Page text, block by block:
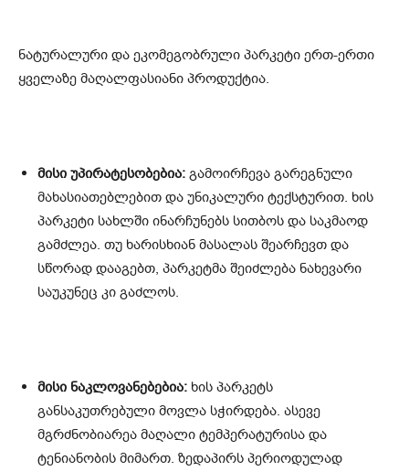
ნატურალური და ეკომეგობრული პარკეტი ერთ-ერთი
ყველაზე მაღალფასიანი პროდუქტია.
მისი უპირატესობებია: გამოირჩევა გარეგნული
მახასიათებლებით და უნიკალური ტექსტურით. ხის
პარკეტი სახლში ინარჩუნებს სითბოს და საკმაოდ
გამძლეა. თუ ხარისხიან მასალას შეარჩევთ და
სწორად დააგებთ, პარკეტმა შეიძლება ნახევარი
საუკუნეც კი გაძლოს.
მისი ნაკლოვანებებია: ხის პარკეტს
განსაკუთრებული მოვლა სჭირდება. ასევე
მგრძნობიარეა მაღალი ტემპერატურისა და
ტენიანობის მიმართ. ზედაპირს პერიოდულად